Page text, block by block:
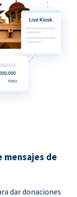
mensajes de
dar donaciones